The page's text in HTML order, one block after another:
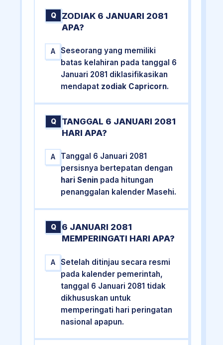
Q
ZODIAK 6 JANUARI 2081
APA?
A
Seseorang yang memiliki
batas kelahiran pada tanggal 6
Januari 2081 diklasifikasikan
mendapat zodiak Capricorn.
Q
TANGGAL 6 JANUARI 2081
HARI APA?
A
Tanggal 6 Januari 2081
persisnya bertepatan dengan
hari Senin pada hitungan
penanggalan kalender Masehi.
Q
6 JANUARI 2081
MEMPERINGATI HARI APA?
A
Setelah ditinjau secara resmi
pada kalender pemerintah,
tanggal 6 Januari 2081 tidak
dikhususkan untuk
memperingati hari peringatan
nasional apapun.